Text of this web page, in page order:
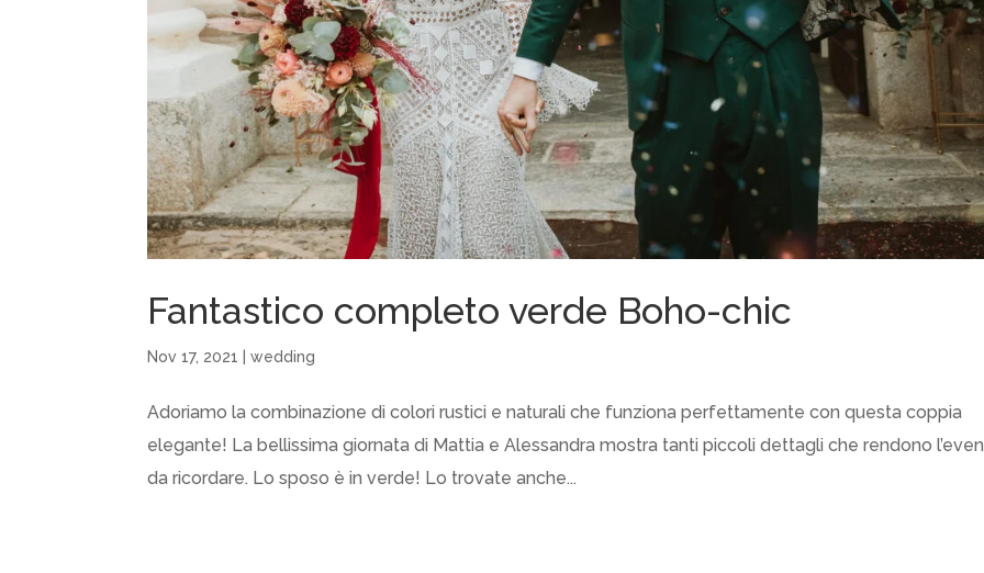
Fantastico completo verde Boho-chic
Nov 17, 2021 |wedding
Adoriamo la combinazione di colori rustici e naturali che funziona perfettamente con questa coppia
elegante! La bellissima giornata di Mattia e Alessandra mostra tanti piccoli dettagli che rendono
da ricordare. Lo sposo è in verde! Lo trovate anche...